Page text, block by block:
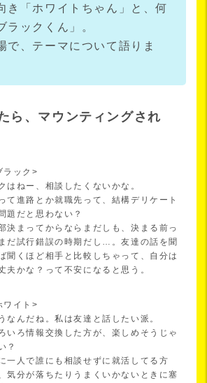
き「ホワイトちゃん」と、何
ラックくん」。
で、テーマについて語りま
ら、マウンティングされ
ラック>
はねー、相談したくないかな。
て進路とか就職先って、結構デリケート
題だと思わない？
決まってからならまだしも、決まる前っ
だ試行錯誤の時期だし…。友達の話を聞
聞くほど相手と比較しちゃって、自分は
夫かな？って不安になると思う。
ワイト>
なんだね。私は友達と話したい派。
いろ情報交換した方が、楽しめそうじゃ
？
一人で誰にも相談せずに就活してる方
気分が落ちたりうまくいかないときに塞